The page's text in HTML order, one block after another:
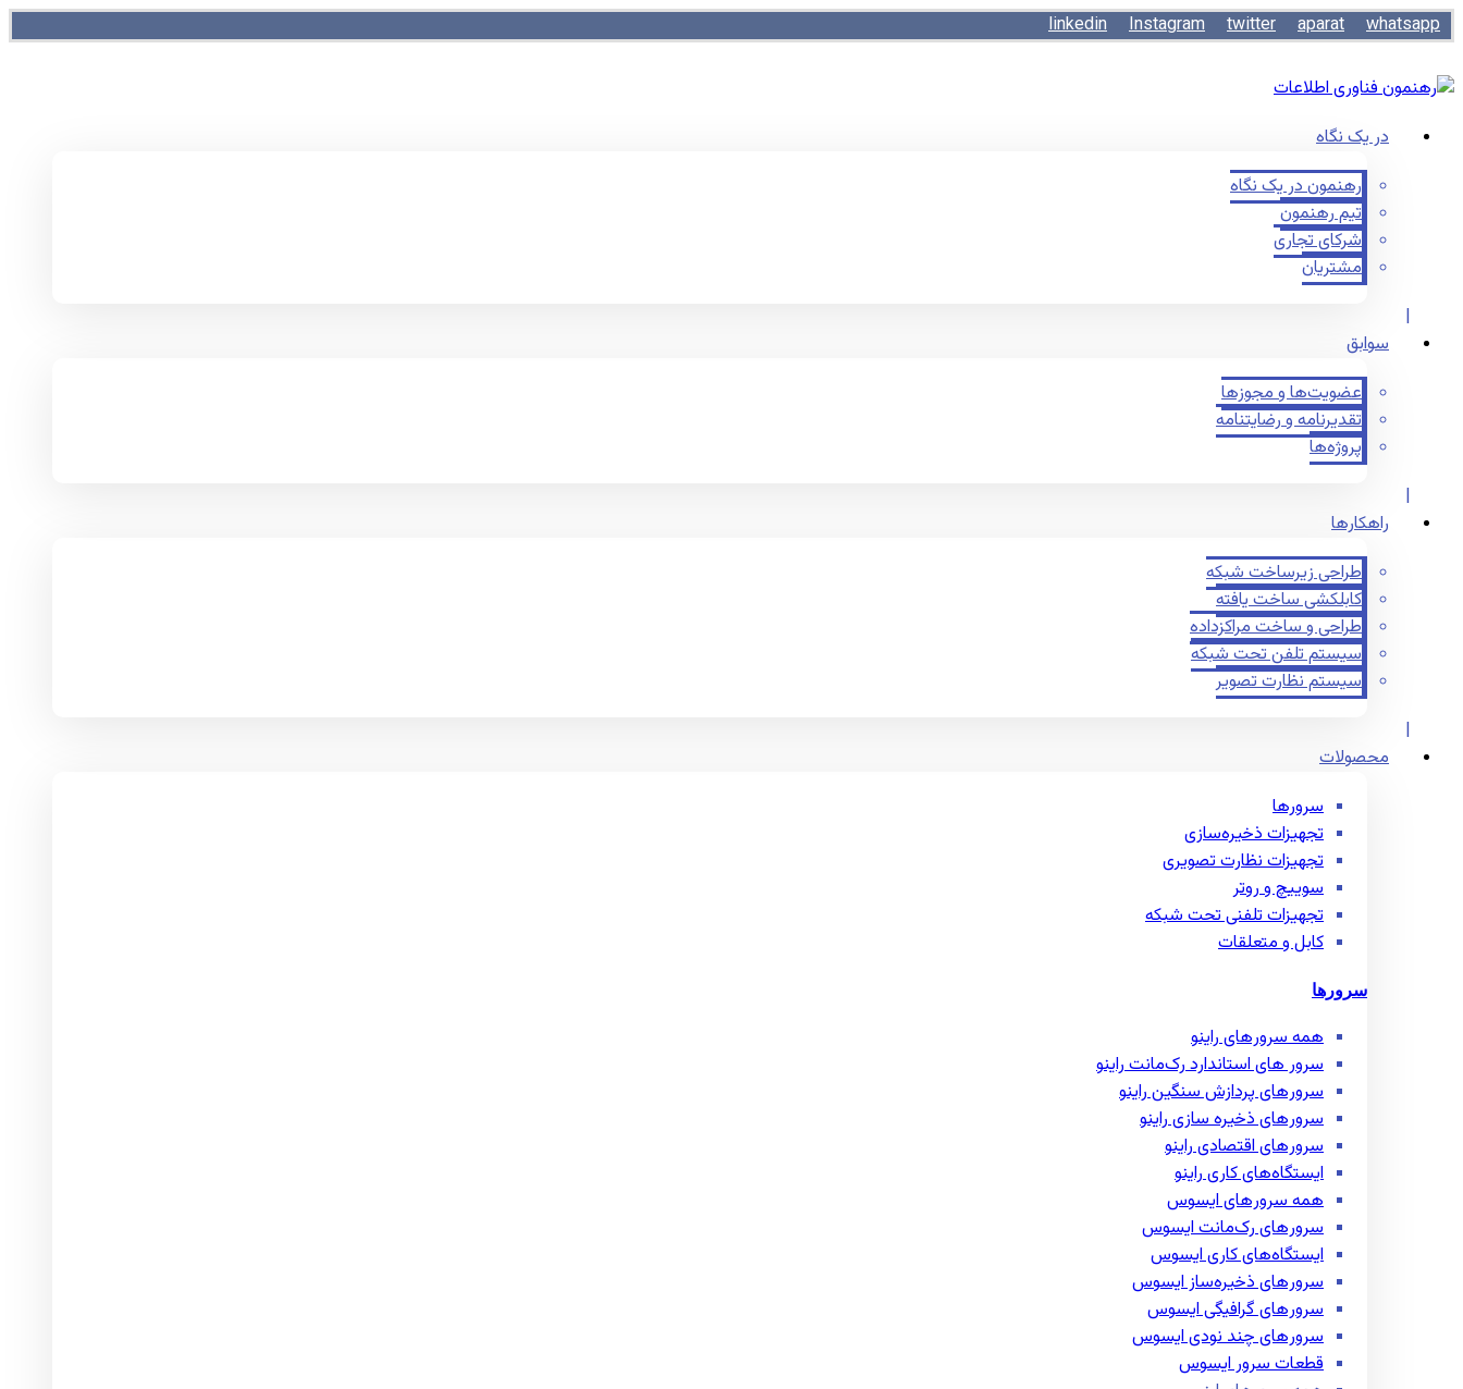
linkedin Instagram twitter aparat whatsapp
در یک نگاه
رهنمون در یک نگاه
تیم رهنمون
شرکای تجاری
مشتریان
سوابق
عضویت‌ها و مجوزها
تقدیرنامه و رضایتنامه
پروژه‌ها
راهکارها
طراحی زیرساخت شبکه
کابلکشی ساخت یافته
طراحی و ساخت مراکزداده
سیستم تلفن تحت شبکه
سیستم نظارت تصویر
محصولات
سرورها
تجهیزات ذخیره‌سازی
تجهیزات نظارت تصویری
سوییچ و روتر
تجهیزات تلفنی تحت شبکه
کابل و متعلقات
سرورها
همه سرور‌های راینو
سرور ‌های استاندارد رک‌مانت راینو
سرور‌های پردازش سنگین راینو
سرور‌های ذخیره سازی راینو
سرور‌های اقتصادی راینو
ایستگاه‌های کاری راینو
همه سرور‌های ایسوس
سرور‌های رک‌مانت ایسوس
ایستگاه‌های کاری ایسوس
سرور‌های ذخیره‌ساز ایسوس
سرور‌های گرافیگی ایسوس
سرور‌های چند نودی ایسوس
قطعات سرور ایسوس